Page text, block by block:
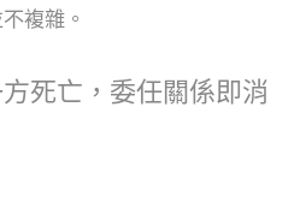
複雜。
死亡，委任關係即消